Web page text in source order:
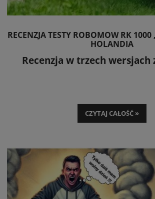
RECENZJA TESTY ROBOMOW RK
HOLANDIA
Recenzja w trzech wersjach
CZYTAJ CAŁOŚĆ »